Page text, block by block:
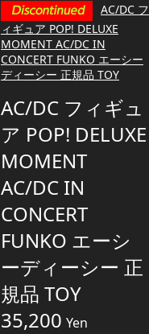
AC/DC フ
ィギュア POP! DELUXE
MOMENT AC/DC IN
CONCERT FUNKO エーシー
ディーシー 正規品 TOY
AC/DC フィギュ
ア POP! DELUXE
MOMENT
AC/DC IN
CONCERT
FUNKO エーシ
ーディーシー 正
規品 TOY
35,200 Yen